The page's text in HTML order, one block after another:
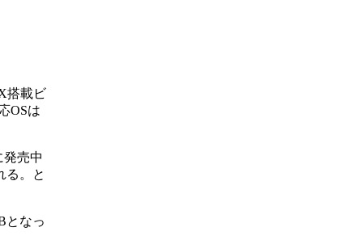
搭載ビ
OSは
売中
る。と
となっ